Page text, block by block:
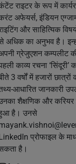
राइटर के रूप में
अफेयर्स, इंडियन
और साहित्यिक
अधिक का अनुभव है।
ग्रेजुएशन कम्पलीट
काव्य रचना
3 वर्षों में हजारों
आधारित जानकारी
शैक्षणिक और करियर
है। उनसे
प्रोफाइल के
है।